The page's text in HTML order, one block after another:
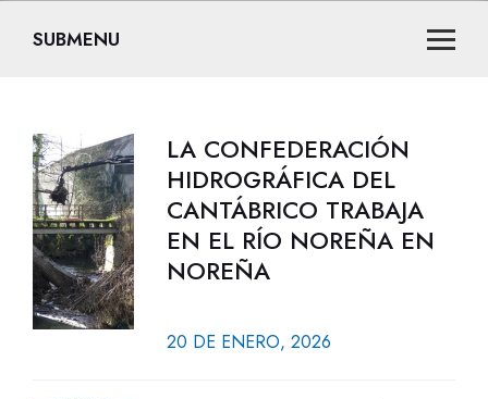
SUBMENU
LA CONFEDERACIÓN
HIDROGRÁFICA DEL
CANTÁBRICO TRABAJA
EN EL RÍO NOREÑA EN
NOREÑA
20 DE ENERO, 2026